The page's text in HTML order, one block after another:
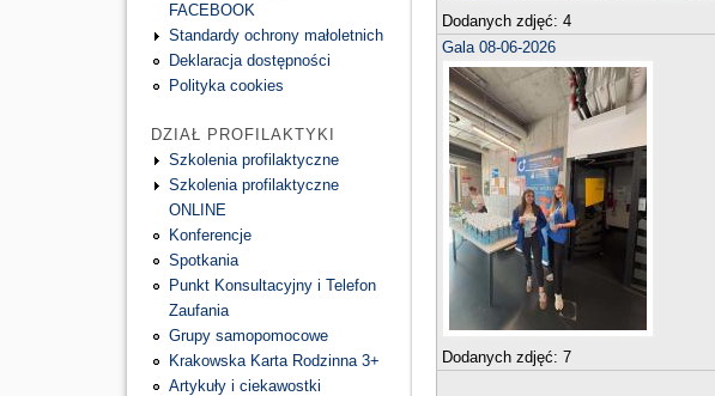
Dodanych zdjęć:4
Gala 08-06-2026
Dodanych zdjęć:7
FACEBOOK
Standardy ochrony małoletnich
Deklaracja dostępności
Polityka cookies
DZIAŁ PROFILAKTYKI
Szkolenia profilaktyczne
Szkolenia profilaktyczne
ONLINE
Konferencje
Spotkania
Punkt Konsultacyjny i Telefon
Zaufania
Grupy samopomocowe
Krakowska Karta Rodzinna 3+
Artykuły i ciekawostki